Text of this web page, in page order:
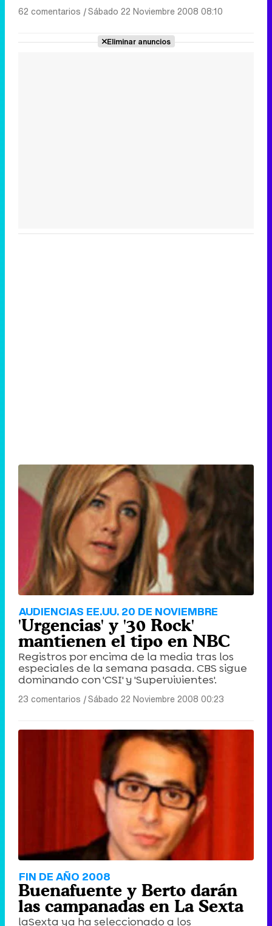
62 comentarios |Sábado 22 Noviembre 2008 08:10
Eliminar anuncios
AUDIENCIAS EE.UU. 20 DE NOVIEMBRE
'Urgencias' y '30 Rock'
mantienen el tipo en NBC
Registros por encima de la media tras los
especiales de la semana pasada. CBS sigue
dominando con 'CSI' y 'Supervivientes'.
23 comentarios |Sábado 22 Noviembre 2008 00:23
FIN DE AÑO 2008
Buenafuente y Berto darán
las campanadas en La Sexta
laSexta ya ha seleccionado a los